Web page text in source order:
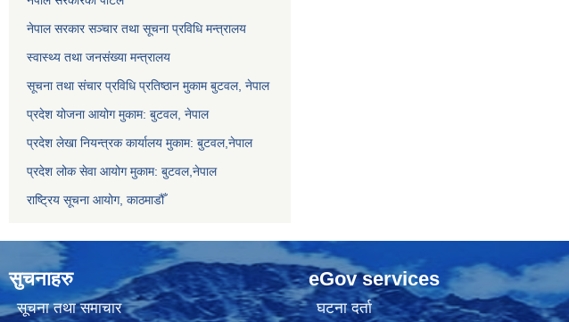
नेपाल सरकार सञ्‍चार तथा सूचना प्रविधि मन्त्रालय
स्वास्थ्य तथा जनसंख्या मन्त्रालय
सूचना तथा संचार प्रविधि प्रतिष्ठान मुकाम बुटवल, नेपाल
प्रदेश योजना आयोग मुकाम: बुटवल, नेपाल
प्रदेश लेखा नियन्त्रक कार्यालय मुकाम: बुटवल,नेपाल
प्रदेश लोक सेवा आयोग मुकाम: बुटवल,नेपाल
राष्ट्रिय सूचना आयोग, काठमाडौँ
सुचनाहरु
सूचना तथा समाचार
eGov services
घटना दर्ता